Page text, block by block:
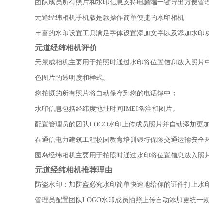
团队成员所有照片和水印信息支持电脑端一键导出方便管
元道经纬相机手机版是款操作简单便捷的水印相机
丰富的水印设置工具满足字体设置添加文字以及添加水印
元道经纬相机评价
元景威相机主要用于拍照时通过水印将位置信息放入照
色图片的透明度和样式。
您拍摄的所有照片将自动保存到您的电话簿中；
水印信息包括经纬度地址时间IMEI备注和图片。
配置管理员的团队LOGO水印上传成员照片并自动添加更加
在通信电力建筑工程校园教育培训银行保险交通运输安全
园岛经纬相机主要用于拍照时通过水印将位置信息放入照
元道经纬相机推荐理由
防盗水印：加防盗必究水印简单快速地给你的证件打上水
管理员配置团队LOGO水印成员拍照上传自动添加更统一规